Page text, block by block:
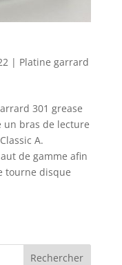
| Platine garrard
301 grease
un bras de lecture
A.
de gamme afin
tourne disque